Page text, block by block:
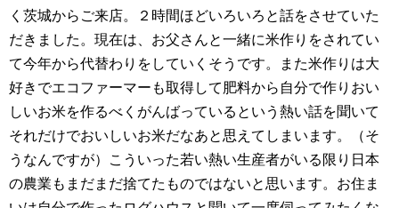
く茨城からご来店。２時間ほどいろいろと話をさせていた
だきました。現在は、お父さんと一緒に米作りをされてい
て今年から代替わりをしていくそうです。また米作りは大
好きでエコファーマーも取得して肥料から自分で作りおい
しいお米を作るべくがんばっているという熱い話を聞いて
それだけでおいしいお米だなあと思えてしまいます。（そ
うなんですが）こういった若い熱い生産者がいる限り日本
の農業もまだまだ捨てたものではないと思います。お住ま